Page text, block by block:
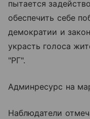
пытается
обеспечить себе
демократии и
украсть голоса
"РГ".
Админресурс на
Наблюдатели